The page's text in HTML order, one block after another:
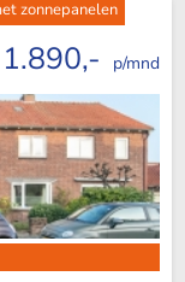
zonnepanelen
p/mnd